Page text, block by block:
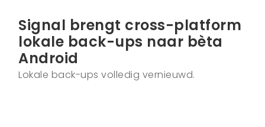
Signal brengt cross-platform
lokale back-ups naar bèta
Android
Lokale back-ups volledig vernieuwd.